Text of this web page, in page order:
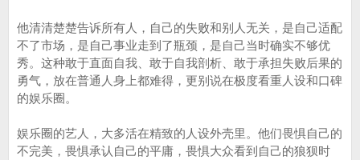
他清清楚楚告诉所有人，自己的失败和别人无关，是自己适配
不了市场，是自己事业走到了瓶颈，是自己当时确实不够优
秀。这种敢于直面自我、敢于自我剖析、敢于承担失败后果的
勇气，放在普通人身上都难得，更别说在极度看重人设和口碑
的娱乐圈。
娱乐圈的艺人，大多活在精致的人设外壳里。他们畏惧自己的
不完美，畏惧承认自己的平庸，畏惧大众看到自己的狼狈时